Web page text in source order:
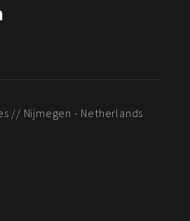
// Nijmegen - Netherlands